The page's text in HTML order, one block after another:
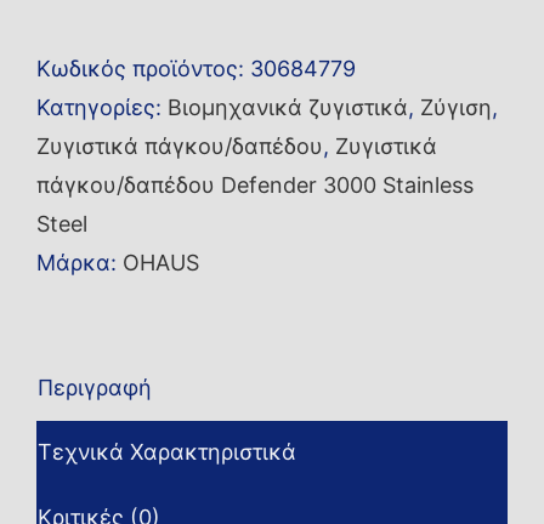
i-
D33XW150C1L7-
EU
ποσότητα
Κωδικός προϊόντος: 30684779
Κατηγορίες: Βιομηχανικά ζυγιστικά, Ζύγιση,
Ζυγιστικά πάγκου/δαπέδου, Ζυγιστικά
πάγκου/δαπέδου Defender 3000 Stainless
Steel
Μάρκα: OHAUS
Περιγραφή
Τεχνικά Χαρακτηριστικά
Κριτικές (0)